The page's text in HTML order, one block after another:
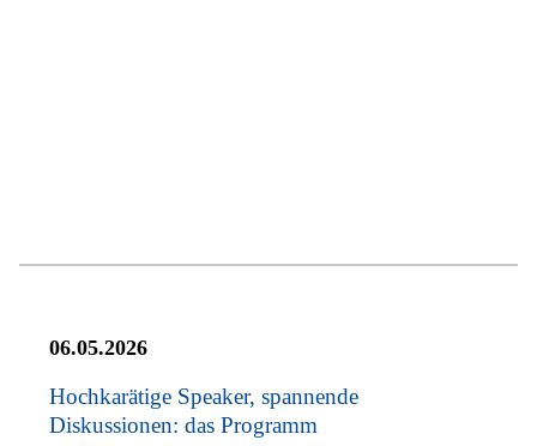
06.05.2026
Hochkarätige Speaker, spannende
Diskussionen: das Programm